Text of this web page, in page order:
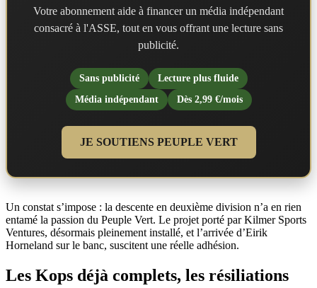
Votre abonnement aide à financer un média indépendant
consacré à l'ASSE, tout en vous offrant une lecture sans
publicité.
Sans publicité
Lecture plus fluide
Média indépendant
Dès 2,99 €/mois
JE SOUTIENS PEUPLE VERT
Un constat s’impose : la descente en deuxième division n’a en rien
entamé la passion du Peuple Vert. Le projet porté par Kilmer Sports
Ventures, désormais pleinement installé, et l’arrivée d’Eirik
Horneland sur le banc, suscitent une réelle adhésion.
Les Kops déjà complets, les résiliations